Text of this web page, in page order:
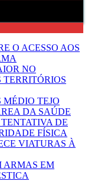
O ACESSO AOS
NO
TEJO
DA SAÚDE
DE
FÍSICA
VIATURAS À
ARMAS EM